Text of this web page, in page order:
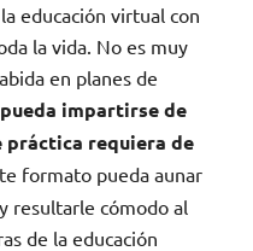
educación virtual con
la vida. No es muy
en planes de
impartirse de
práctica requiera de
formato pueda aunar
resultarle cómodo al
de la educación